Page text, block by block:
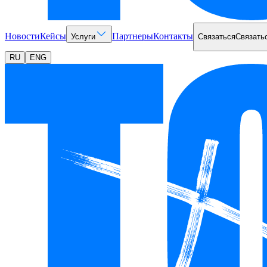
НовостиКейсы Услуги ПартнерыКонтакты Связаться
RU ENG